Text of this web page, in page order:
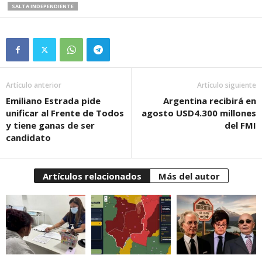
SALTA INDEPENDIENTE
Artículo anterior
Emiliano Estrada pide
unificar al Frente de Todos
y tiene ganas de ser
candidato
Artículo siguiente
Argentina recibirá en
agosto USD4.300 millones
del FMI
Artículos relacionados Más del autor